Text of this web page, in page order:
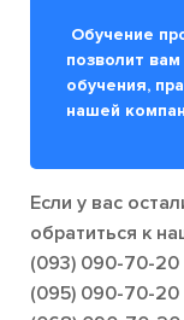
Обучение
позволит
обучения,
нашей
Если у вас
обратиться к
(093) 090-70-20
(095) 090-70-20